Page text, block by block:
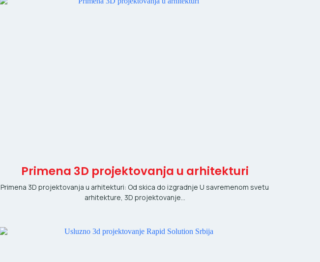
Primena 3D projektovanja u arhitekturi
Primena 3D projektovanja u arhitekturi: Od skica do izgradnje U savremenom svetu
arhitekture, 3D projektovanje…